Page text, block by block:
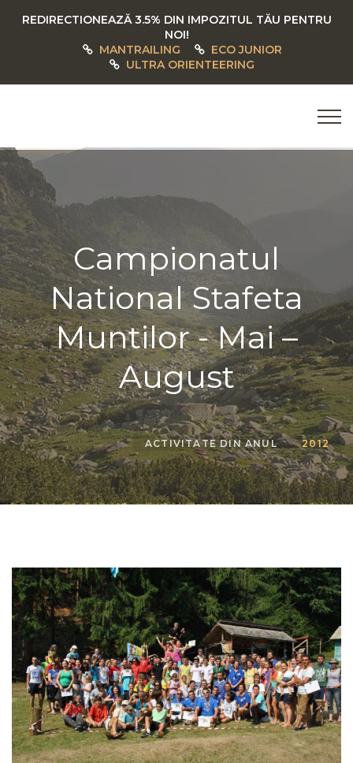
REDIRECTIONEAZĂ 3.5% DIN IMPOZITUL TĂU PENTRU
NOI!
MANTRAILING
ECO JUNIOR
ULTRA ORIENTEERING
Campionatul
National Stafeta
Muntilor - Mai –
August
ACTIVITATE DIN ANUL 2012